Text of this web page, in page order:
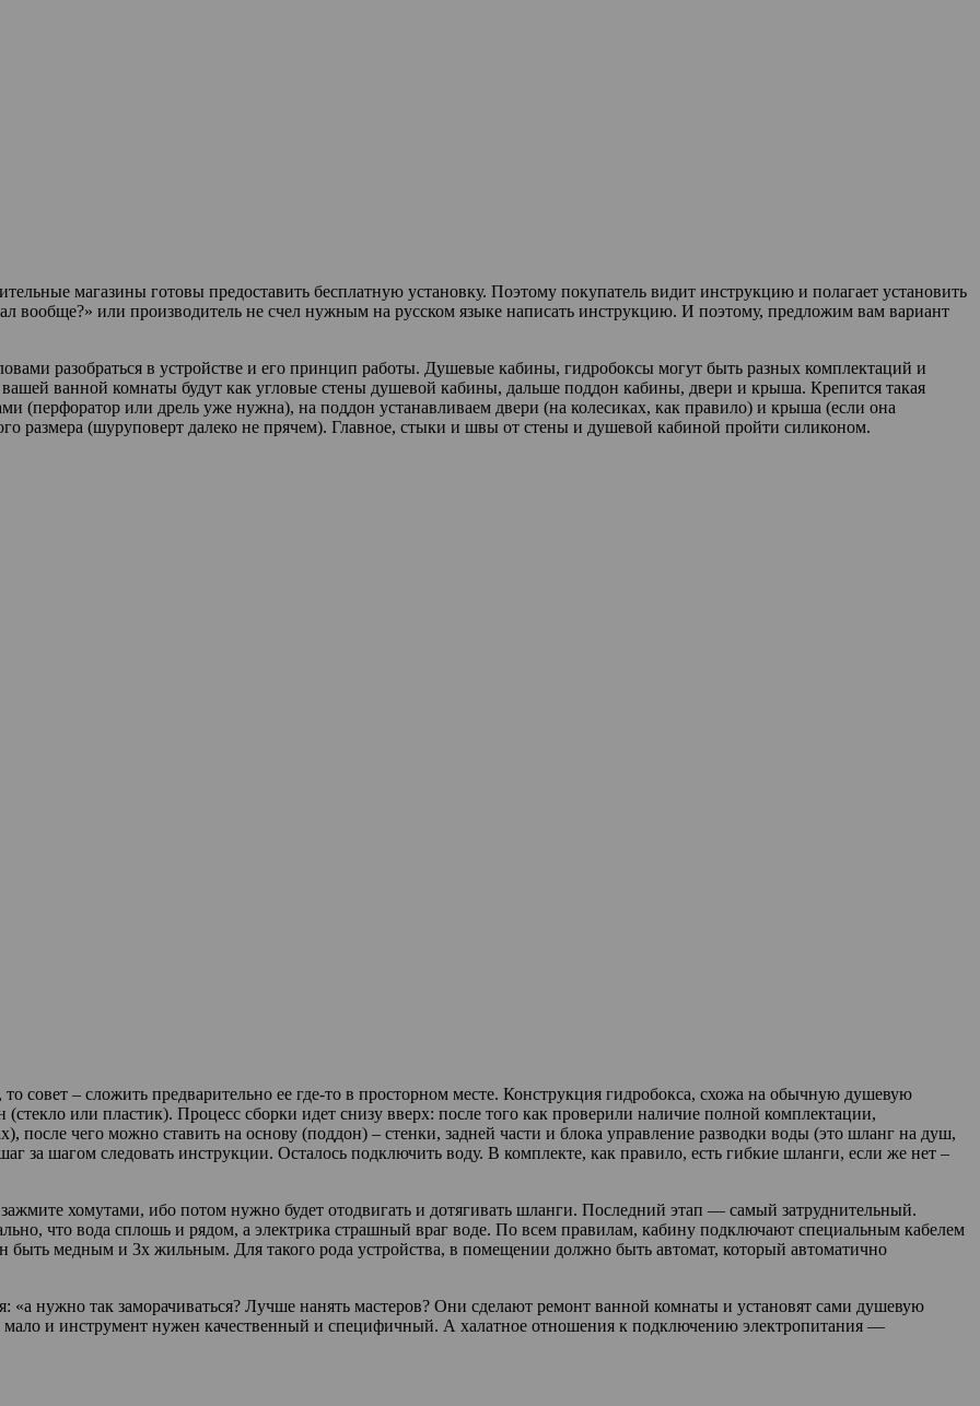
магазины готовы предоставить бесплатную установку. Поэтому покупатель видит инструкцию и полагает установить
вообще?» или производитель не счел нужным на русском языке написать инструкцию. И поэтому, предложим вам вариант
разобраться в устройстве и его принцип работы. Душевые кабины, гидробоксы могут быть разных комплектаций и
ванной комнаты будут как угловые стены душевой кабины, дальше поддон кабины, двери и крыша. Крепится такая
(перфоратор или дрель уже нужна), на поддон устанавливаем двери (на колесиках, как правило) и крыша (если она
размера (шуруповерт далеко не прячем). Главное, стыки и швы от стены и душевой кабиной пройти силиконом.
совет – сложить предварительно ее где-то в просторном месте. Конструкция гидробокса, схожа на обычную душевую
(стекло или пластик). Процесс сборки идет снизу вверх: после того как проверили наличие полной комплектации,
после чего можно ставить на основу (поддон) – стенки, задней части и блока управление разводки воды (это шланг на душ,
за шагом следовать инструкции. Осталось подключить воду. В комплекте, как правило, есть гибкие шланги, если же нет –
хомутами, ибо потом нужно будет отодвигать и дотягивать шланги. Последний этап — самый затруднительный.
что вода сплошь и рядом, а электрика страшный враг воде. По всем правилам, кабину подключают специальным кабелем
быть медным и 3х жильным. Для такого рода устройства, в помещении должно быть автомат, который автоматично
«а нужно так заморачиваться? Лучше нанять мастеров? Они сделают ремонт ванной комнаты и установят сами душевую
мало и инструмент нужен качественный и специфичный. А халатное отношения к подключению электропитания —